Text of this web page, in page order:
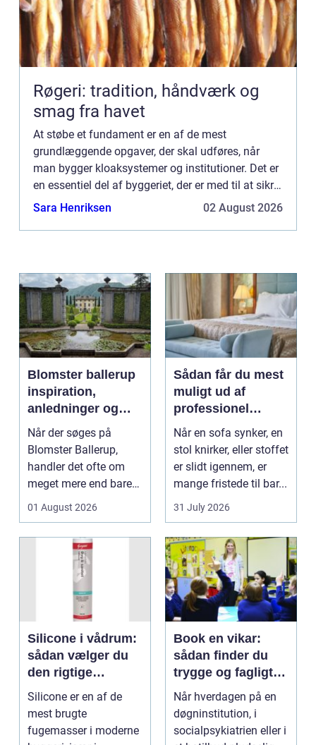
Røgeri: tradition, håndværk og
smag fra havet
At støbe et fundament er en af de mest
grundlæggende opgaver, der skal udføres, når
man bygger kloaksystemer og institutioner. Det er
en essentiel del af byggeriet, der er med til at sikre,
at hele konstruktionen er stabil og holdbar. I denne
Sara Henriksen 02 August 2026
Blomster ballerup
inspiration,
anledninger og
lokale muligheder
Når der søges på
Blomster Ballerup,
handler det ofte om
meget mere end bare
Blomste...
01 August 2026
Sådan får du mest
muligt ud af
professionel
møbelpolstring
Når en sofa synker, en
stol knirker, eller stoffet
er slidt igennem, er
mange fristede til bar...
31 July 2026
Silicone i vådrum:
sådan vælger du
den rigtige
fugemasse
Silicone er en af de
mest brugte
fugemasser i moderne
Book en vikar:
sådan finder du
trygge og fagligt
stærke løsninger
Når hverdagen på en
døgninstitution, i
socialpsykiatrien eller i